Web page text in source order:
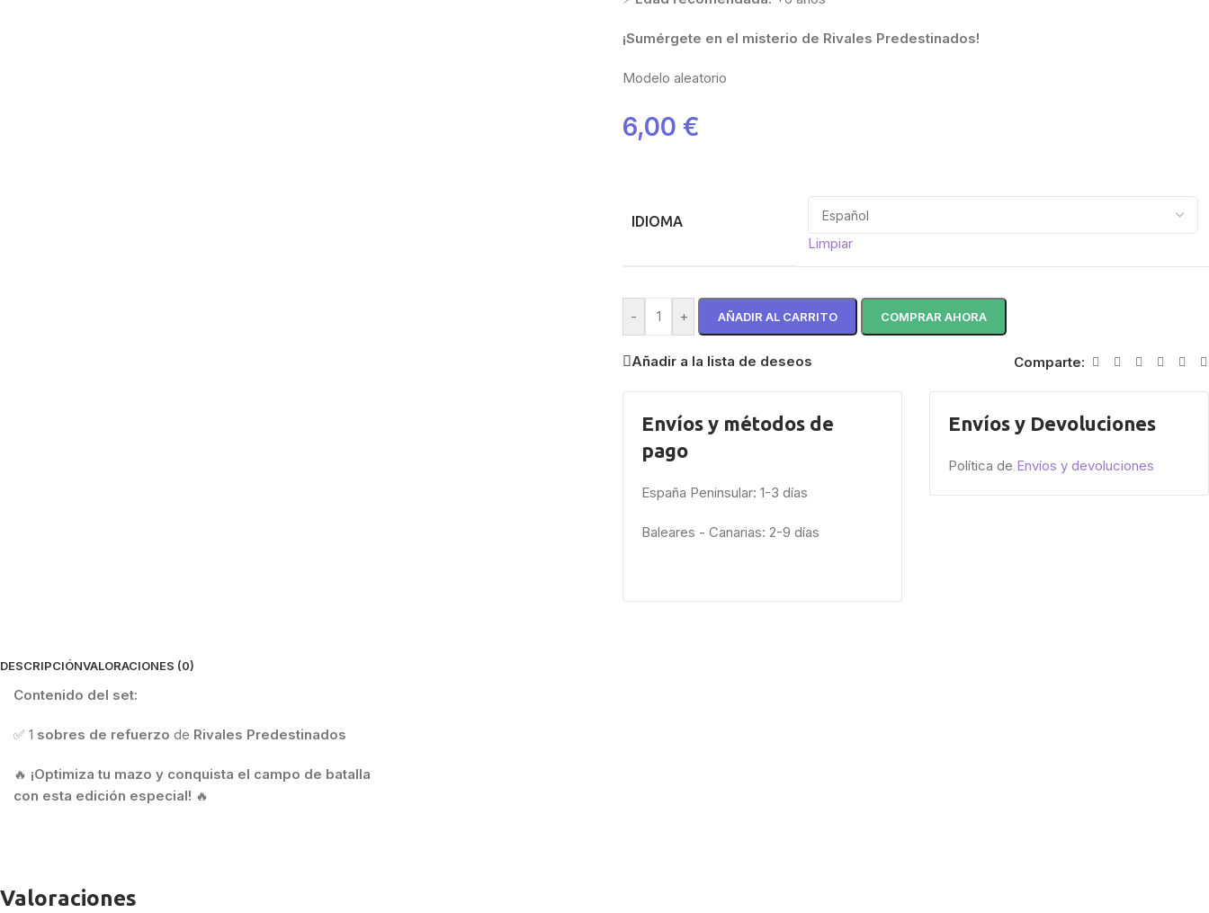
¡Sumérgete en el misterio de Rivales Predestinados!
Modelo aleatorio
6,00 €
IDIOMA
Limpiar
- + AÑADIR AL CARRITO COMPRAR AHORA
Añadir a la lista de deseos Comparte:
Envíos y métodos de
pago
España Peninsular: 1-3 días
Baleares - Canarias: 2-9 días
Envíos y Devoluciones
Política de Envíos y devoluciones
DESCRIPCIÓNVALORACIONES (0)
Contenido del set:
✅ 1 sobres de refuerzo de Rivales Predestinados
🔥 ¡Optimiza tu mazo y conquista el campo de batalla
con esta edición especial! 🔥
Valoraciones